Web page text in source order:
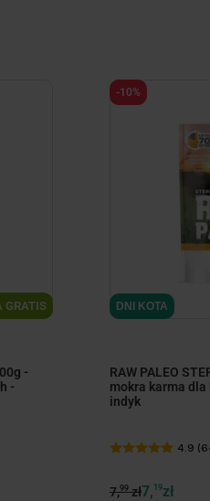
GRATIS
-
-
DNI KOTA
RAW PALEO
mokra karma
indyk
4.9
7,99zł7, 19zł
-10%